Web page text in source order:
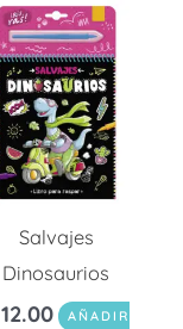
Salvajes
Dinosaurios
12.00
AÑADIR